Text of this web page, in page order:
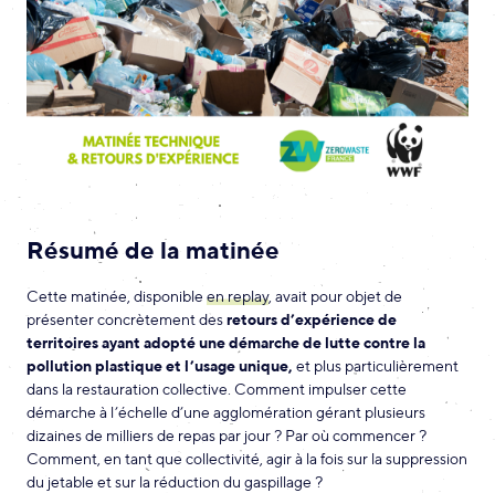
Résumé de la matinée
Cette matinée, disponible en replay, avait pour objet de
présenter concrètement desretours d’expérience de
territoires ayant adopté une démarche de lutte contre la
pollution plastique et l’usage unique, et plus particulièrement
dans la restauration collective. Comment impulser cette
démarche à l’échelle d’une agglomération gérant plusieurs
dizaines de milliers de repas par jour ? Par où commencer ?
Comment, en tant que collectivité, agir à la fois sur la suppression
du jetable et sur la réduction du gaspillage ?